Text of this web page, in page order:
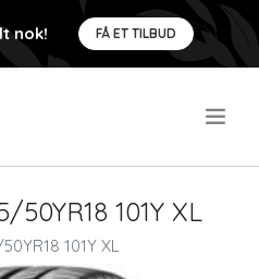
nok! FÅ ET TILBUD
101Y XL
101Y XL